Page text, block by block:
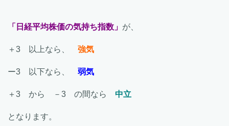
「日経平均株価の気持ち指数」 が、
＋3 以上なら、 強気
ー3 以下なら、 弱気
＋3 から －3 の間なら 中立
となります。